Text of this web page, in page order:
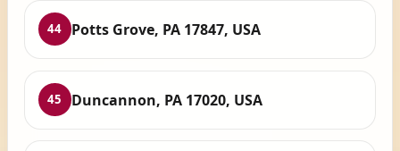
44 Potts Grove, PA 17847, USA
45 Duncannon, PA 17020, USA